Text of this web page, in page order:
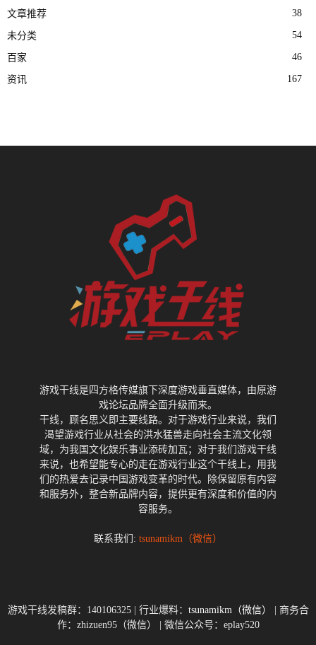
文章推荐 38
未分类 54
百家 46
资讯 167
游戏干线是四方格传媒旗下深度游戏垂直媒体，由原游
戏论坛品牌全面升级而来。
干线，顾名思义即主要线路。对于游戏行业来说，我们
渴望游戏行业从社会的洪水猛兽走向社会主流文化领
域，为我国文化娱乐事业添砖加瓦；对于我们游戏干线
来说，也希望能专心的走在游戏行业这个干线上，用我
们的热爱去记录中国游戏变革的时代。除保留原有内容
和服务外，整合新品牌内容，提供更有深度和价值的内
容服务。
联系我们: tsunamikm（微信）
游戏干线发稿群：140106325 | 行业爆料： tsunamikm（微信）
| 商务合
作：zhizuen95（微信） | 微信公众号：eplay520